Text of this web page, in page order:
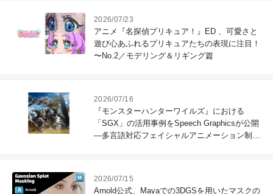
2026/07/23
アニメ『名探偵プリキュア！』ED 、可愛さと
遊び心あふれるプリキュアたちの表現に注目！
〜No.2／モデリング＆リギング篇
2026/07/16
『モンスターハンターワイルズ』における
「SGX」の活用事例をSpeech Graphicsが公開
―多言語対応フェイシャルアニメーション制作
2026/07/15
Arnold公式、Mayaでの3DGSを用いたマスクの